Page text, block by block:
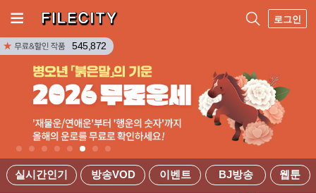
로그인
실시간인기 방송VOD 이벤트 BJ방송 웹툰
545,872